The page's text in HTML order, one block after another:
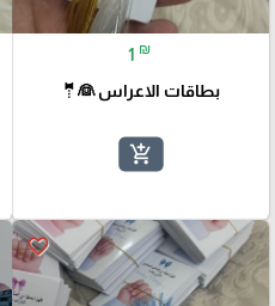
1 ₪
بطاقات الاعراس 👰🤵
add_shopping_cart
favorite_border